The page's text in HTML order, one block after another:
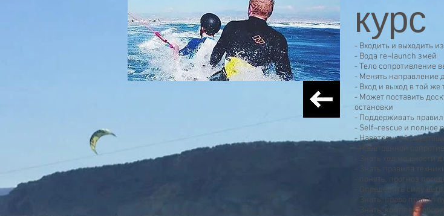
курс
- Входить и выходить
- Вода re¬launch змей
- Тело сопротивление
- Менять направление
- Вход и выход в той же
- Может поставить
остановки
- Поддерживать
- Self¬rescue и полное
- Наветренной
- Наветренной
- Знать ход мощности
- Знать правила
- понять, прогноз
- Определить силу
- Знать, право правил
- Знать, комплект